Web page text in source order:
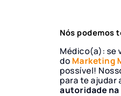
Nós podemos
Médico(a): se
do Marketing
possível!
para te ajudar
autoridade na